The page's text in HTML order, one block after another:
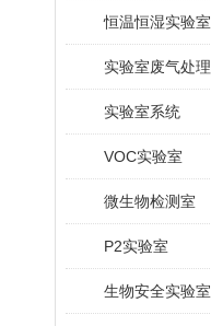
恒温恒湿实验室
实验室废气处理
实验室系统
VOC实验室
微生物检测室
P2实验室
生物安全实验室